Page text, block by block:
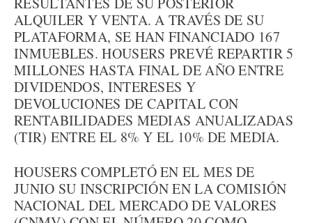
ALQUILER Y VENTA. A TRAVÉS DE SU
PLATAFORMA, SE HAN FINANCIADO 167
INMUEBLES. HOUSERS PREVÉ REPARTIR 5
MILLONES HASTA FINAL DE AÑO ENTRE
DIVIDENDOS, INTERESES Y
DEVOLUCIONES DE CAPITAL CON
RENTABILIDADES MEDIAS ANUALIZADAS
(TIR) ENTRE EL 8% Y EL 10% DE MEDIA.
HOUSERS COMPLETÓ EN EL MES DE
JUNIO SU INSCRIPCIÓN EN LA COMISIÓN
NACIONAL DEL MERCADO DE VALORES